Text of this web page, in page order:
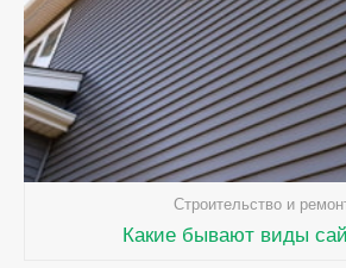
Строительство и
Какие бывают виды